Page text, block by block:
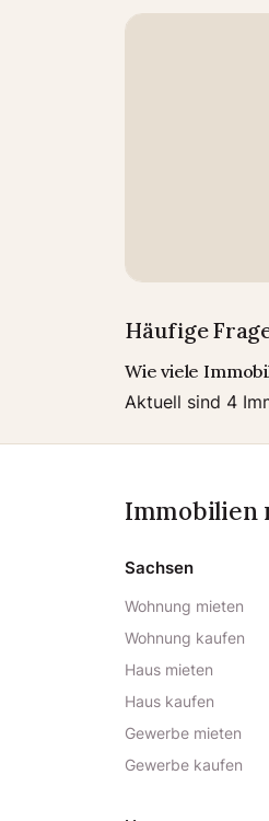
Häufige
Wie viele
Aktuell sind 4
Immobilien
Sachsen
Wohnung mieten
Wohnung kaufen
Haus mieten
Haus kaufen
Gewerbe mieten
Gewerbe kaufen